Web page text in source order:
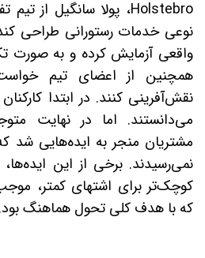
Holstebro، پولا سانگیل از
نوعی خدمات رستورانی طراحی
واقعی آزمایش کرده و به صورت
همچنین از اعضای تیم
نقش‌آفرینی کنند. در ابتدا
می‌دانستند. اما در نهایت
مشتریان منجر به ایده‌هایی شد
نمی‌رسیدند. برخی از این
کوچک‌تر برای اشتهای کمتر،
که با هدف کلی تحول هماهنگ بود.